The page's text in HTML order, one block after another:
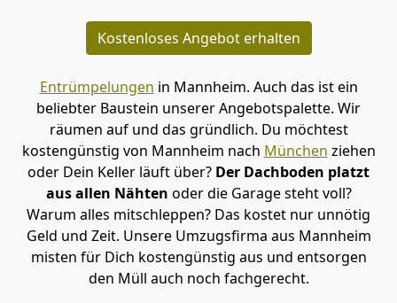
Kostenloses Angebot erhalten
Entrümpelungen in Mannheim. Auch das ist ein
beliebter Baustein unserer Angebotspalette. Wir
räumen auf und das gründlich. Du möchtest
kostengünstig von Mannheim nach München ziehen
oder Dein Keller läuft über? Der Dachboden platzt
aus allen Nähten oder die Garage steht voll?
Warum alles mitschleppen? Das kostet nur unnötig
Geld und Zeit. Unsere Umzugsfirma aus Mannheim
misten für Dich kostengünstig aus und entsorgen
den Müll auch noch fachgerecht.